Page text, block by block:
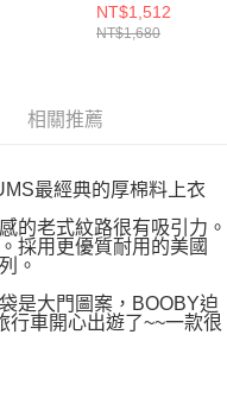
短袖上衣 米灰色
CH012746G057
NT$1,512
NT$1,680
相關推薦
最經典的厚棉料上衣
的老式紋路很有吸引力。
採用更優質耐用的美國
。
是大門圖案，BOOBY迫
行車開心出遊了~~一款很